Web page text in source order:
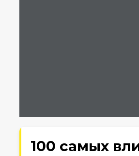
100 самых